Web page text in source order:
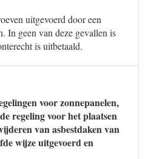
uitgevoerd door een
In geen van deze gevallen is
is uitbetaald.
voor zonnepanelen,
regeling voor het plaatsen
van asbestdaken van
wijze uitgevoerd en